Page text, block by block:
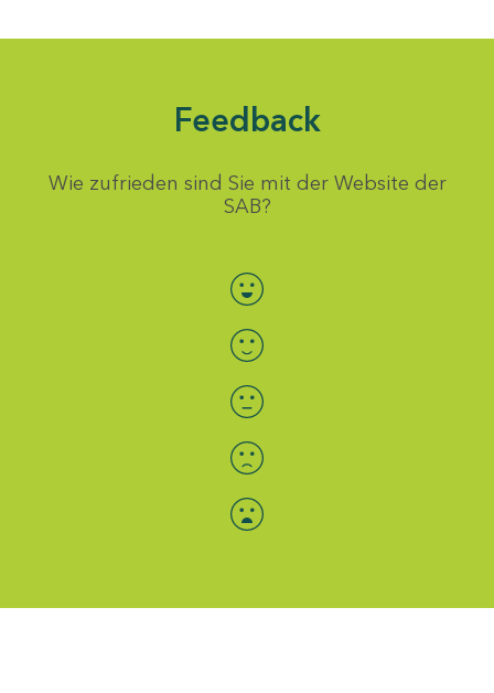
Feedback
Wie zufrieden sind Sie mit der Website der
SAB?
Bewertung auswählen